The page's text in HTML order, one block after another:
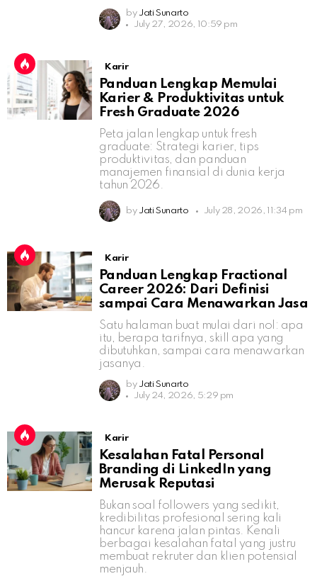
by Jati Sunarto
July 27, 2026, 10:59 pm
Karir
Panduan Lengkap Memulai
Karier & Produktivitas untuk
Fresh Graduate 2026
Peta jalan lengkap untuk fresh
graduate: Strategi karier, tips
produktivitas, dan panduan
manajemen finansial di dunia kerja
tahun 2026.
by Jati Sunarto July 28, 2026, 11:34 pm
Karir
Panduan Lengkap Fractional
Career 2026: Dari Definisi
sampai Cara Menawarkan Jasa
Satu halaman buat mulai dari nol: apa
itu, berapa tarifnya, skill apa yang
dibutuhkan, sampai cara menawarkan
jasanya.
by Jati Sunarto
July 24, 2026, 5:29 pm
Karir
Kesalahan Fatal Personal
Branding di LinkedIn yang
Merusak Reputasi
Bukan soal followers yang sedikit,
kredibilitas profesional sering kali
hancur karena jalan pintas. Kenali
berbagai kesalahan fatal yang justru
membuat rekruter dan klien potensial
menjauh.